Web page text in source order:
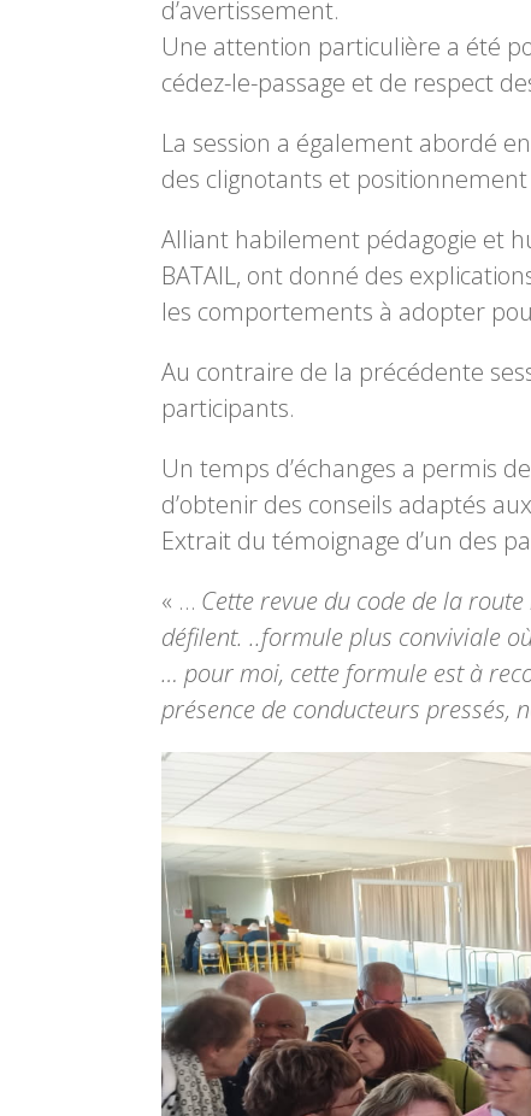
d’avertissement.
Une attention particulière a été
cédez-le-passage et de respect
La session a également abordé
des clignotants et
Alliant habilement pédagogie et
BATAIL, ont donné des
les comportements à adopter
Au contraire de la précédente
participants.
Un temps d’échanges a permis
d’obtenir des conseils adaptés
Extrait du témoignage d’un des
« … Cette revue du code de la
défilent. ..formule plus conviviale
… pour moi, cette formule est à
présence de conducteurs pressés,